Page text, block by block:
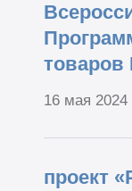
товаров
16 мая 2024
проект